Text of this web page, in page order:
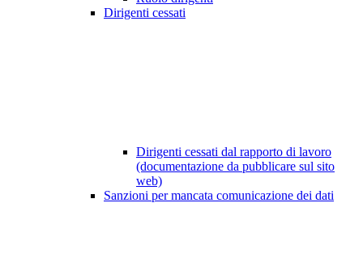
Dirigenti cessati
Dirigenti cessati dal rapporto di lavoro
(documentazione da pubblicare sul sito
web)
Sanzioni per mancata comunicazione dei dati